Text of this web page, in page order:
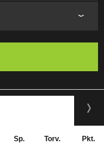
Sp. Torv. Pkt.